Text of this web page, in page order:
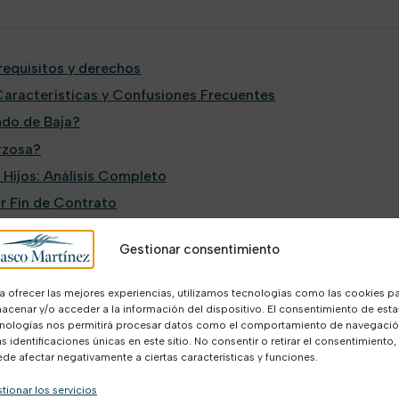
Gestionar consentimiento
ofrecer las mejores experiencias, utilizamos tecnologías como las cookies
y/o acceder a la información del dispositivo. El consentimiento de
nos permitirá procesar datos como el comportamiento de
identificaciones únicas en este sitio. No consentir o retirar el consentimiento,
afectar negativamente a ciertas características y funciones.
los servicios
y derechos
y Confusiones Frecuentes
de Baja?
Análisis Completo
Fin de Contrato
el trabajador después de la
los derechos del trabajador se limitarán a los
pendientes de pago y la retribución en
prestación por desempleo ni a recibir una